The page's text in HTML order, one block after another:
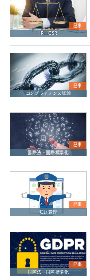
記事
IR・CSR
記事
コンプライアンス総論
記事
国際法・国際標準化
記事
知財管理
記事
国際法・国際標準化